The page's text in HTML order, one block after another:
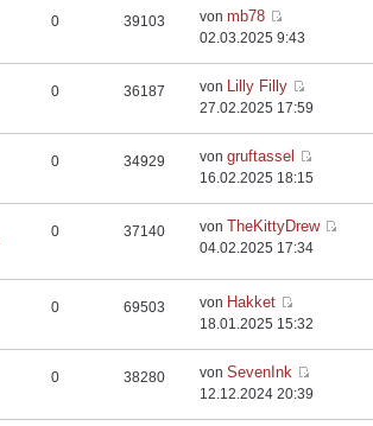
0 39103 vonmb78
02.03.2025 9:43
0 36187 von Lilly Filly
27.02.2025 17:59
0 34929 vongruftassel
16.02.2025 18:15
0 37140 von TheKittyDrew
04.02.2025 17:34
0 69503 von Hakket
18.01.2025 15:32
0 38280 vonSevenInk
12.12.2024 20:39